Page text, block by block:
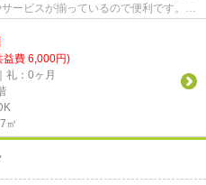
ービスが揃っているので便利です。周
益費 6,000円)
礼：0ヶ月
㎡